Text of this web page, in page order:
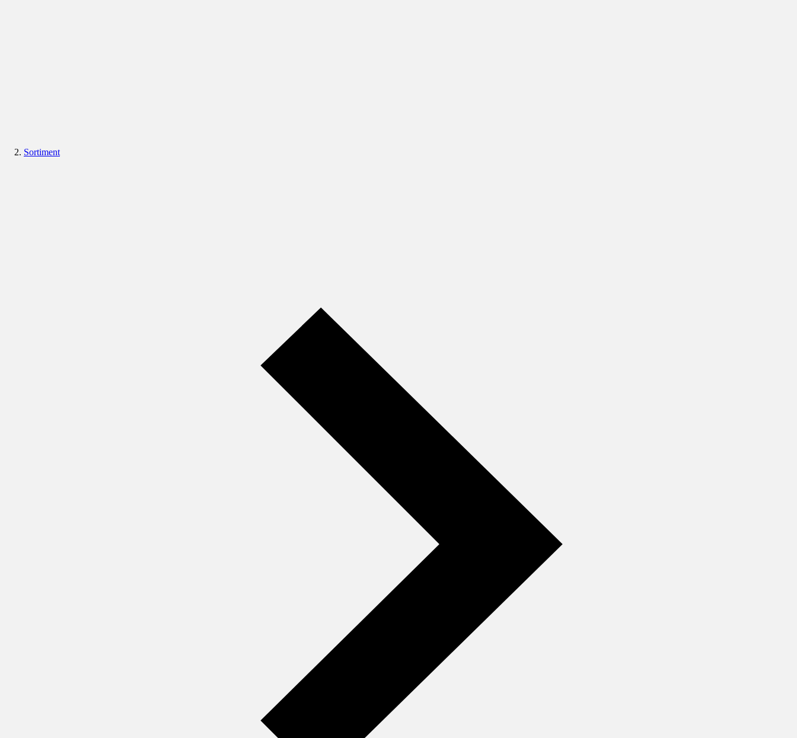
Sortiment